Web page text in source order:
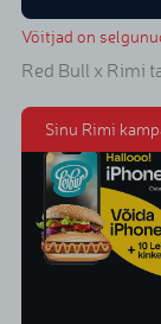
Võitjad on
Red Bull x Rimi
Sinu Rimi